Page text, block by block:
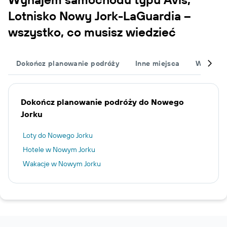
Lotnisko Nowy Jork-LaGuardia –
wszystko, co musisz wiedzieć
Dokończ planowanie podróży Inne miejsca
Dokończ planowanie podróży do Nowego
Jorku
Loty do Nowego Jorku
Hotele w Nowym Jorku
Wakacje w Nowym Jorku